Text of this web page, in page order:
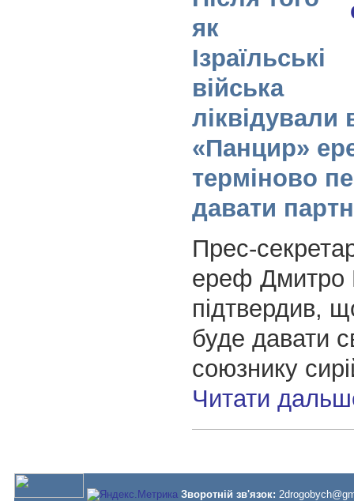
як
Ізраїльські
війська
ліквідували
«Панцир»
терміново
давати
Прес-
ереф Дмитро
підтвердив,
буде давати
союзнику
Читати
Зворотній зв'язок: